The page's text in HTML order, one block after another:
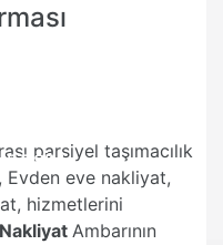
parsiyel taşımacılık
Evden eve nakliyat,
hizmetlerini
Ambarının